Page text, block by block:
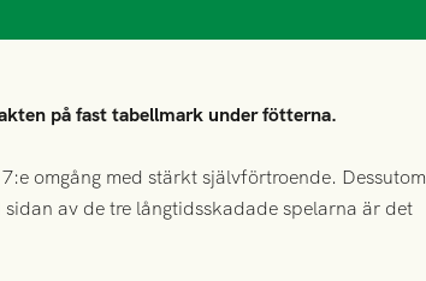
på fast tabellmark under fötterna.
omgång med stärkt självförtroende. Dessutom
av de tre långtidsskadade spelarna är det